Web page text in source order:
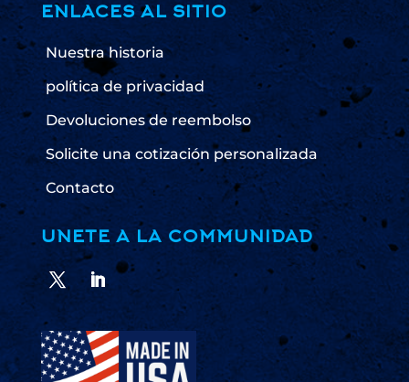
ENLACES AL SITIO
Nuestra historia
política de privacidad
Devoluciones de reembolso
Solicite una cotización personalizada
Contacto
UNETE A LA COMMUNIDAD